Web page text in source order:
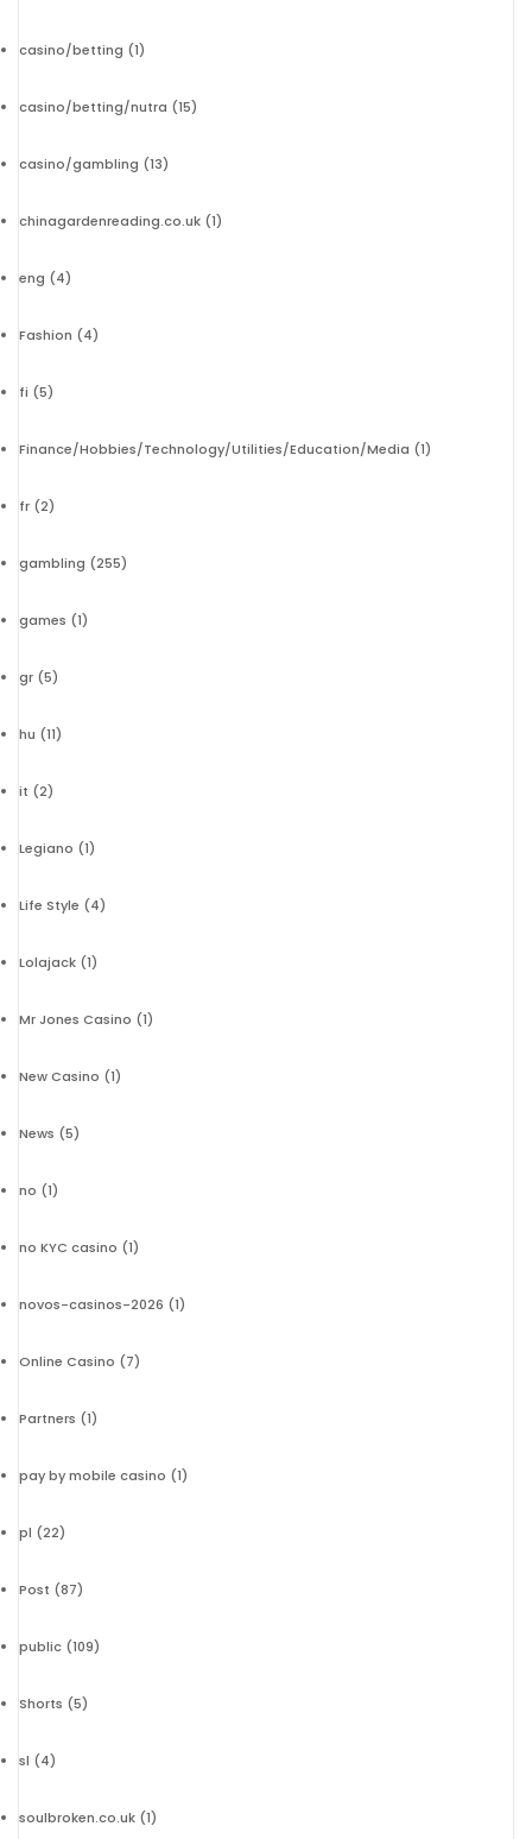
casino/betting (1)
casino/betting/nutra (15)
casino/gambling (13)
chinagardenreading.co.uk (1)
eng (4)
Fashion (4)
fi (5)
Finance/Hobbies/Technology/Utilities/Education/Media (1)
fr (2)
gambling (255)
games (1)
gr (5)
hu (11)
it (2)
Legiano (1)
Life Style (4)
Lolajack (1)
Mr Jones Casino (1)
New Casino (1)
News (5)
no (1)
no KYC casino (1)
novos-casinos-2026 (1)
Online Casino (7)
Partners (1)
pay by mobile casino (1)
pl (22)
Post (87)
public (109)
Shorts (5)
sl (4)
soulbroken.co.uk (1)